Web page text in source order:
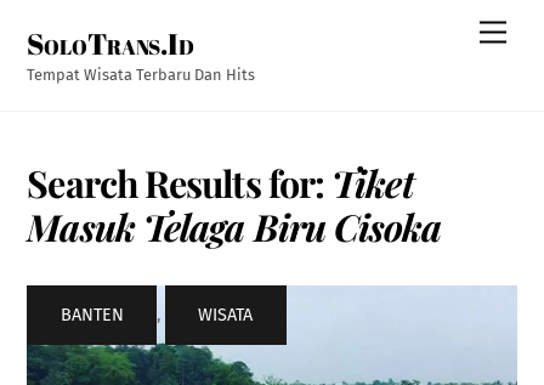
content
SoloTrans.Id
Tempat Wisata Terbaru Dan Hits
Search Results for: Tiket
Masuk Telaga Biru Cisoka
BANTEN , WISATA